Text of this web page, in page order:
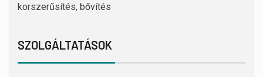
korszerűsítés, bővítés
SZOLGÁLTATÁSOK